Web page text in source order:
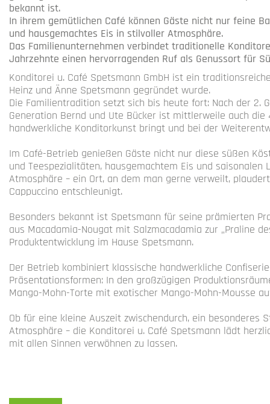
bekannt ist.
In ihrem gemütlichen Café können Gäste nicht nur feine
und hausgemachtes Eis in stilvoller Atmosphäre.
Das Familienunternehmen verbindet traditionelle
Jahrzehnte einen hervorragenden Ruf als Genussort für
Konditorei u. Café Spetsmann GmbH ist ein
Heinz und Änne Spetsmann gegründet wurde.
Die Familientradition setzt sich bis heute fort: Nach der 2.
Generation Bernd und Ute Bücker ist mittlerweile auch
handwerkliche Konditorkunst bringt und bei der
Im Café-Betrieb genießen Gäste nicht nur diese süßen
und Teespezialitäten, hausgemachtem Eis und
Atmosphäre – ein Ort, an dem man gerne verweilt,
Cappuccino entschleunigt.
Besonders bekannt ist Spetsmann für seine prämierten
aus Macadamia-Nougat mit Salzmacadamia zur „Praline
Produktentwicklung im Hause Spetsmann.
Der Betrieb kombiniert klassische handwerkliche
Präsentationsformen: In den großzügigen
Mango-Mohn-Torte mit exotischer Mango-Mohn-Mousse
Ob für eine kleine Auszeit zwischendurch, ein besonderes
Atmosphäre – die Konditorei u. Café Spetsmann lädt
mit allen Sinnen verwöhnen zu lassen.